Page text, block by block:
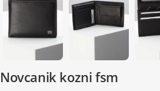
Novcanik kozni fsm